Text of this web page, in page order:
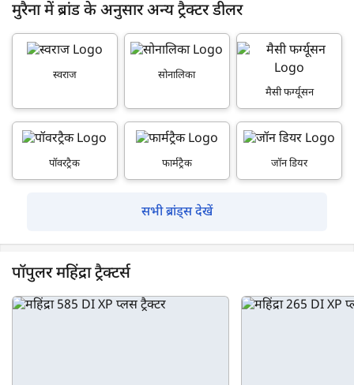
मुरैना में ब्रांड के अनुसार अन्य ट्रैक्टर डीलर
स्वराज
सोनालिका
मैसी फर्ग्यूसन
पॉवरट्रैक फार्मट्रैक जॉन डियर
सभी ब्रांड्स देखें
पॉपुलर महिंद्रा ट्रैक्टर्स